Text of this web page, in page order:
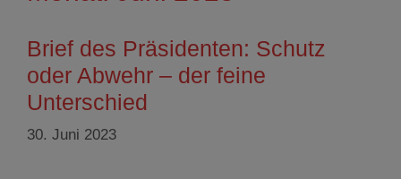
Brief des Präsidenten: Schutz
oder Abwehr – der feine
Unterschied
30. Juni 2023